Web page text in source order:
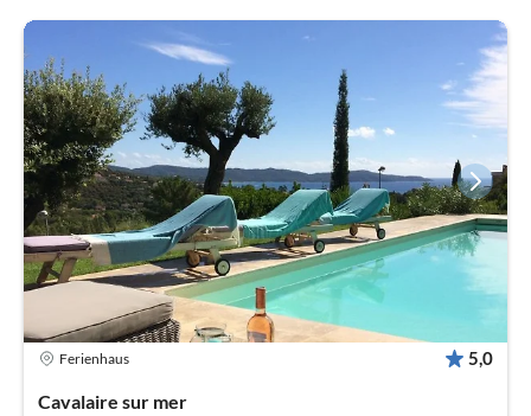
Ferienhaus 5,0
Cavalaire sur mer